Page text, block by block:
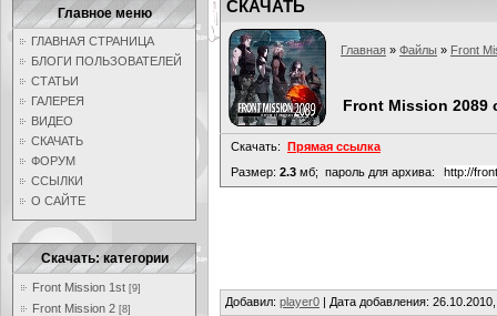
Главное меню
ГЛАВНАЯ СТРАНИЦА
БЛОГИ ПОЛЬЗОВАТЕЛЕЙ
СТАТЬИ
ГАЛЕРЕЯ
ВИДЕО
СКАЧАТЬ
ФОРУМ
ССЫЛКИ
О САЙТЕ
Скачать: категории
Front Mission 1st [9]
Front Mission 2 [8]
СКАЧАТЬ
Главная » Файлы » Front
Front Mission 2089
Скачать: Прямая ссылка
Размер: 2.3 мб; пароль для архива: http://
Добавил: player0 | Дата добавления: